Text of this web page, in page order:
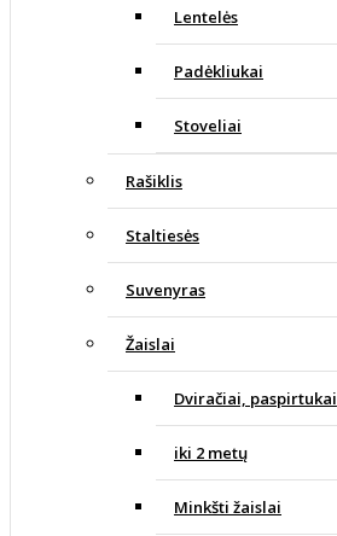
Lentelės
Padėkliukai
Stoveliai
Rašiklis
Staltiesės
Suvenyras
Žaislai
Dviračiai, paspirtukai
iki 2 metų
Minkšti žaislai